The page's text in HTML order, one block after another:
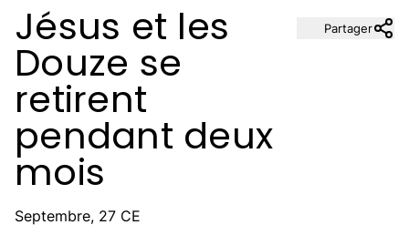
Jésus et les
Douze se
retirent
pendant deux
mois
Septembre, 27 CE
Partager